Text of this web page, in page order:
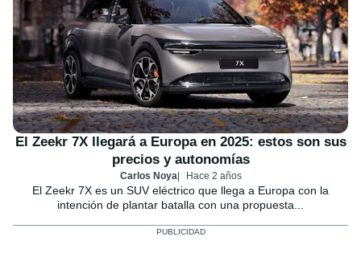
El Zeekr 7X llegará a Europa en 2025: estos son sus
precios y autonomías
Carlos Noya Hace 2 años
El Zeekr 7X es un SUV eléctrico que llega a Europa con la
intención de plantar batalla con una propuesta...